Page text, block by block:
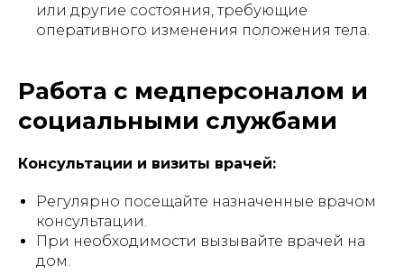
или другие состояния, требующие
оперативного изменения положения тела.
Работа с медперсоналом и
социальными службами
Консультации и визиты врачей:
Регулярно посещайте назначенные врачом
консультации.
При необходимости вызывайте врачей на
дом.